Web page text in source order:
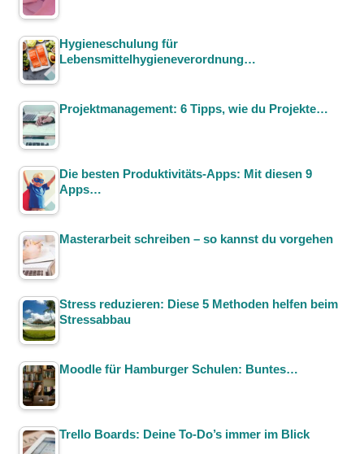
Hygieneschulung für
Lebensmittelhygieneverordnung…
Projektmanagement: 6 Tipps, wie du Projekte…
Die besten Produktivitäts-Apps: Mit diesen 9
Apps…
Masterarbeit schreiben – so kannst du vorgehen
Stress reduzieren: Diese 5 Methoden helfen beim
Stressabbau
Moodle für Hamburger Schulen: Buntes…
Trello Boards: Deine To-Do’s immer im Blick